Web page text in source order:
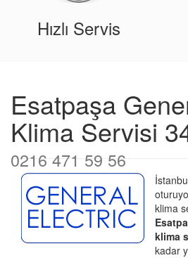
Hızlı Servis
Esatpaşa
Klima Servisi
0216 471 59 56
klima
klima
kadar